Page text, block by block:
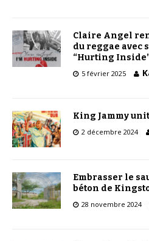
Claire Angel
du reggae avec
“Hurting
5 février 2025
King Jammy
2 décembre 2024
Embrasser le
béton de
28 novembre 2024